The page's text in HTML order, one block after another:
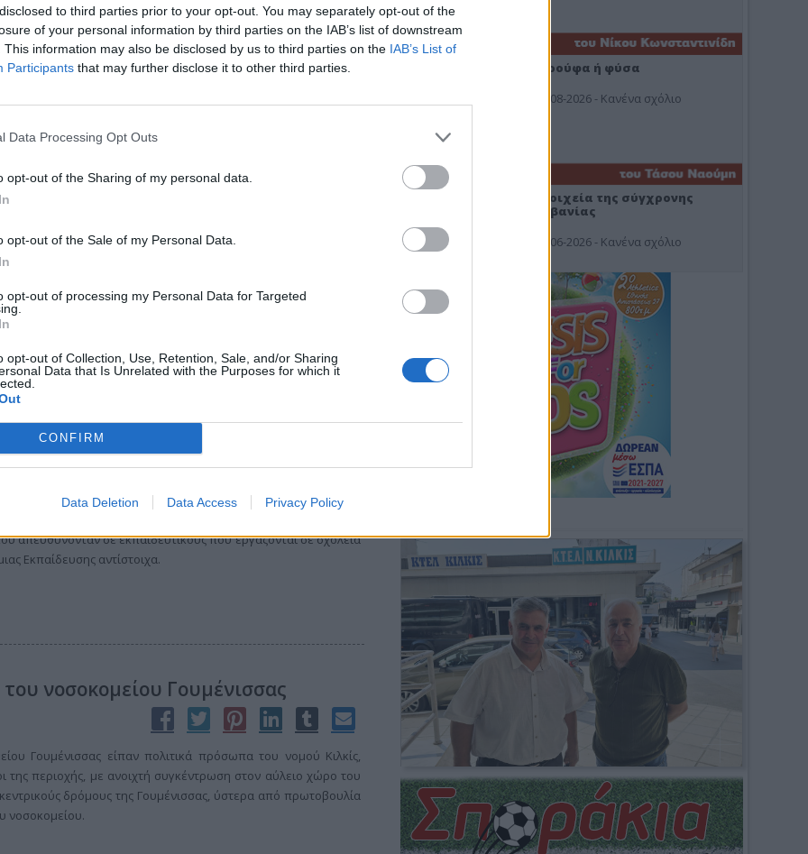
to third parties prior to your opt-out. You may separately opt-out of the
of your personal information by third parties on the IAB’s list of downstream
This information may also be disclosed by us to third parties on the IAB’s List of
Participants that may further disclose it to other third parties.
Data Processing Opt Outs
opt-out of the Sharing of my personal data.
opt-out of the Sale of my Personal Data.
opt-out of processing my Personal Data for Targeted
opt-out of Collection, Use, Retention, Sale, and/or Sharing
Data that Is Unrelated with the Purposes for which it
CONFIRM
Data Deletion Data Access Privacy Policy
“Κιλκίς: Χθες, σήμερα, αύριο...” θα πέσει η αυλαία του
Κιλκίς, για τη συμπλήρωση 100 χρόνων από τη Μάχη και
Κιλκίς.
Πολύκαστρο
μαστού και μαστογραφίας) πραγματοποιήθηκε την 1
από την κινητή Μονάδα Μαστογράφου του ΘΕΑΓΕΝΕΙΟΥ
με θέμα την πρόληψη της
την Τετάρτη 27 Νοεμβρίου 2013 τα βιωματικά εργαστήρια,
απευθύνονταν σε εκπαιδευτικούς που εργάζονται σε σχολεία
Εκπαίδευσης αντίστοιχα.
νοσοκομείου Γουμένισσας
Γουμένισσας είπαν πολιτικά πρόσωπα του νομού Κιλκίς,
της περιοχής, με ανοιχτή συγκέντρωση στον αύλειο χώρο του
δρόμους της Γουμένισσας, ύστερα από πρωτοβουλία
νοσοκομείου.
Ή ρούφα ή φύσα
03-08-2026 - Κανένα σχόλιο
Στοιχεία της σύγχρονης
Αλβανίας
19-06-2026 - Κανένα σχόλιο